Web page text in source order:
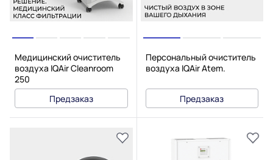
Медицинский очиститель
воздуха IQAir Cleanroom
250
Предзаказ
Персональный очиститель
воздуха IQAir Atem.
Предзаказ